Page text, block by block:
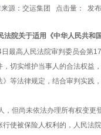
源：交运集团 点击量： 发
法院关于适用《中华人民共和
最高人民法院审判委员会第
实维护当事人的合法权益
等法律规定，结合审判实践
，但尚未依法办理所有权变
使被保险人权利的，人民法院